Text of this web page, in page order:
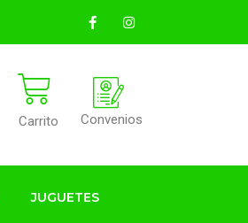
Carrito Convenios
JUGUETES